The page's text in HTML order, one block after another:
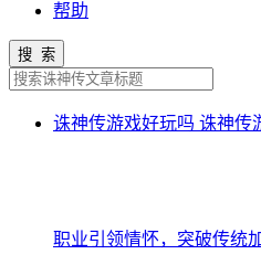
帮助
搜 索
诛神传游戏好玩吗 诛神传
职业引领情怀，突破传统